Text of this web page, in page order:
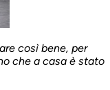
così bene, per
che a casa è stato